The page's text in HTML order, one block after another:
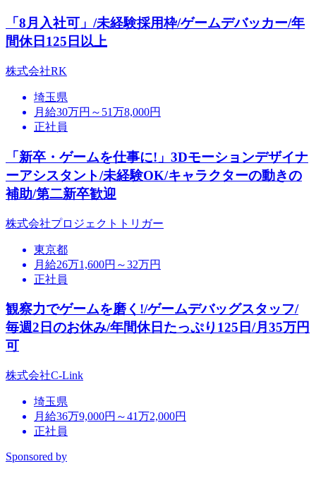
「8月入社可」/未経験採用枠/ゲームデバッカー/年
間休日125日以上
株式会社RK
埼玉県
月給30万円～51万8,000円
正社員
「新卒・ゲームを仕事に!」3Dモーションデザイナ
ーアシスタント/未経験OK/キャラクターの動きの
補助/第二新卒歓迎
株式会社プロジェクトトリガー
東京都
月給26万1,600円～32万円
正社員
観察力でゲームを磨く!/ゲームデバッグスタッフ/
毎週2日のお休み/年間休日たっぷり125日/月35万円
可
株式会社C-Link
埼玉県
月給36万9,000円～41万2,000円
正社員
Sponsored by